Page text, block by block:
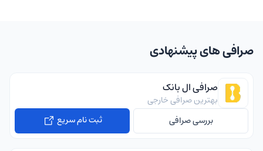
صرافی های پیشنهادی
صرافی ال بانک
بهترین صرافی خارجی
بررسی صرافی
ثبت نام سریع